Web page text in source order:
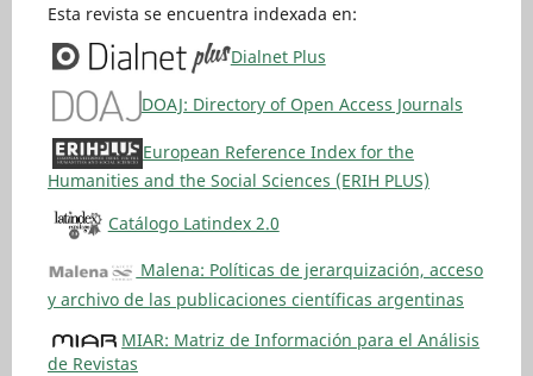
Esta revista se encuentra indexada en:
Dialnet Plus
DOAJ: Directory of Open Access Journals
European Reference Index for the
Humanities and the Social Sciences (ERIH PLUS)
Catálogo Latindex 2.0
Malena: Políticas de jerarquización, acceso
y archivo de las publicaciones científicas argentinas
MIAR: Matriz de Información para el Análisis
de Revistas